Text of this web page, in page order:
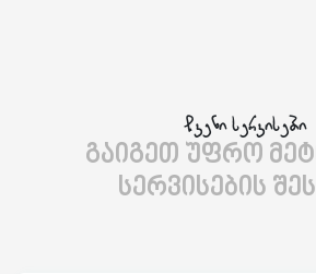
ჩვენი სერვისები
გაიგეთ უფრო
სერვისების